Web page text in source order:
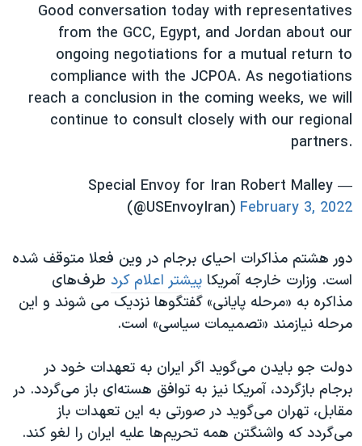
Good conversation today with representatives
from the GCC, Egypt, and Jordan about our
ongoing negotiations for a mutual return to
compliance with the JCPOA. As negotiations
reach a conclusion in the coming weeks, we will
continue to consult closely with our regional
partners.
— Special Envoy for Iran Robert Malley
(@USEnvoyIran) February 3, 2022
دور هشتم مذاکرات احیای برجام در وین فعلا متوقف شده
است. وزارت خارجه آمریکا پیشتر اعلام کرد طرف‌های
مذاکره به «مرحله پایانی» گفتگوها نزدیک می شوند و این
مرحله نیازمند «تصمیمات سیاسی» است.
دولت جو بایدن می‌گوید اگر ایران به تعهدات خود در
برجام بازگردد، آمریکا نیز به توافق هسته‌ای باز می‌گردد. در
مقابل، تهران می‌گوید در صورتی به این تعهدات باز
می‌گردد که واشنگتن همه تحریم‌ها علیه ایران را لغو کند.